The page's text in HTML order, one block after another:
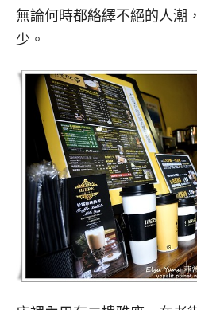
無論何時都絡繹不絕的人潮
少。